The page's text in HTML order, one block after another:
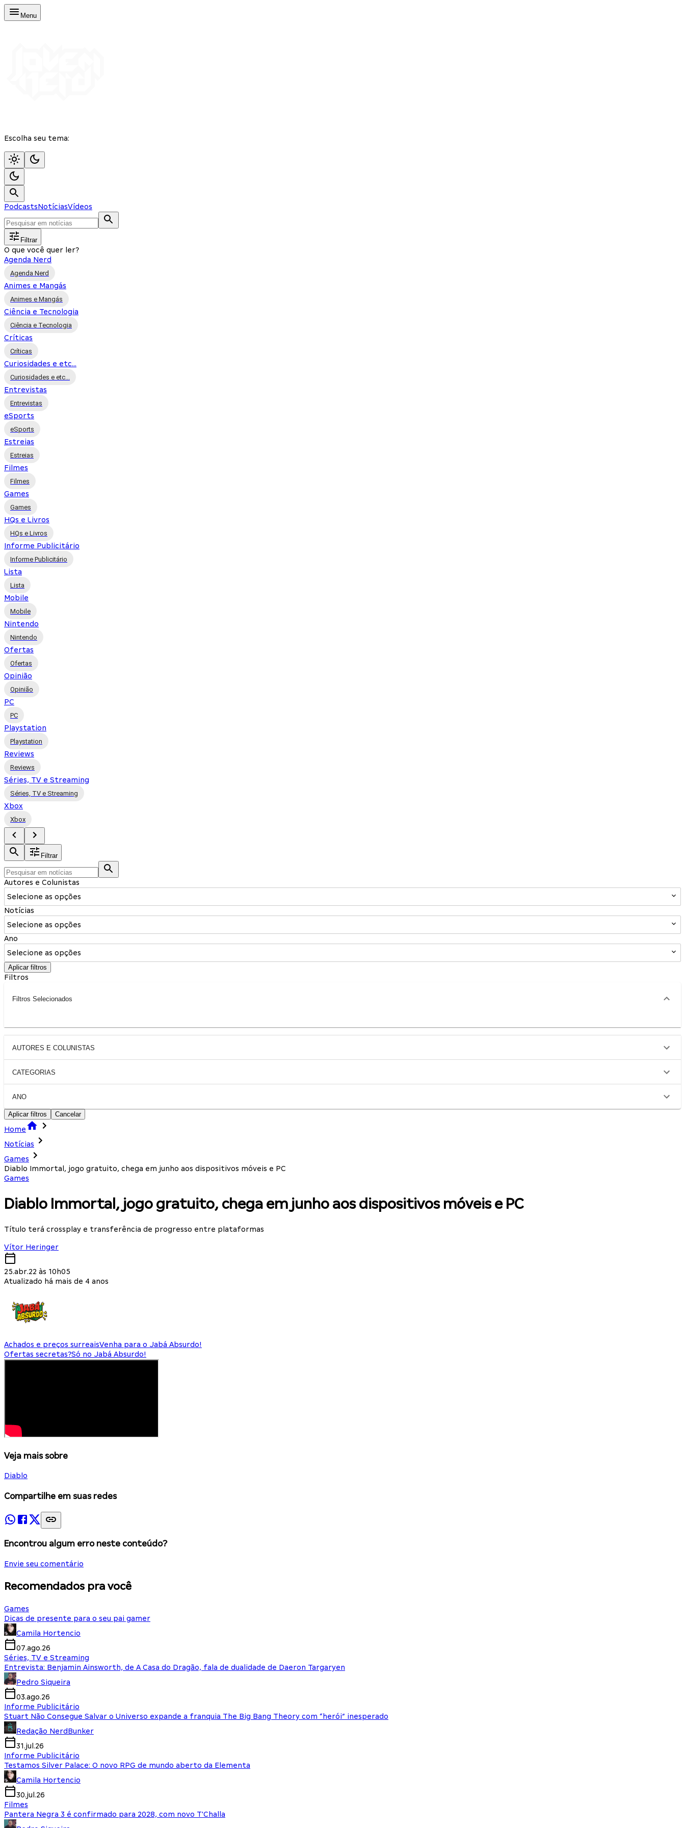
Menu
Escolha seu tema:
PodcastsNotíciasVídeos
Filtrar
O que você quer ler?
Agenda Nerd
Agenda Nerd
Animes e Mangás
Animes e Mangás
Ciência e Tecnologia
Ciência e Tecnologia
Críticas
Críticas
Curiosidades e etc...
Curiosidades e etc...
Entrevistas
Entrevistas
eSports
eSports
Estreias
Estreias
Filmes
Filmes
Games
Games
HQs e Livros
HQs e Livros
Informe Publicitário
Informe Publicitário
Lista
Lista
Mobile
Mobile
Nintendo
Nintendo
Ofertas
Ofertas
Opinião
Opinião
PC
PC
Playstation
Playstation
Reviews
Reviews
Séries, TV e Streaming
Séries, TV e Streaming
Xbox
Xbox
Filtrar
Autores e Colunistas
Selecione as opções
Notícias
Selecione as opções
Ano
Selecione as opções
Aplicar filtros
Filtros
Filtros Selecionados
AUTORES E COLUNISTAS
CATEGORIAS
ANO
Aplicar filtros Cancelar
Home
Notícias
Games
Diablo Immortal, jogo gratuito, chega em junho aos dispositivos móveis e PC
Games
Diablo Immortal, jogo gratuito, chega em junho aos dispositivos móveis e PC
Título terá crossplay e transferência de progresso entre plataformas
Vítor Heringer
25.abr.22 às 10h05
Atualizado há mais de 4 anos
Achados e preços surreaisVenha para o Jabá Absurdo!
Ofertas secretas?Só no Jabá Absurdo!
Veja mais sobre
Diablo
Compartilhe em suas redes
Encontrou algum erro neste conteúdo?
Envie seu comentário
Recomendados pra você
Games
Dicas de presente para o seu pai gamer
Camila Hortencio
07.ago.26
Séries, TV e Streaming
Entrevista: Benjamin Ainsworth, de A Casa do Dragão, fala de dualidade de Daeron Targaryen
Pedro Siqueira
03.ago.26
Informe Publicitário
Stuart Não Consegue Salvar o Universo expande a franquia The Big Bang Theory com “herói” inesperado
Redação NerdBunker
31.jul.26
Informe Publicitário
Testamos Silver Palace: O novo RPG de mundo aberto da Elementa
Camila Hortencio
30.jul.26
Filmes
Pantera Negra 3 é confirmado para 2028, com novo T'Challa